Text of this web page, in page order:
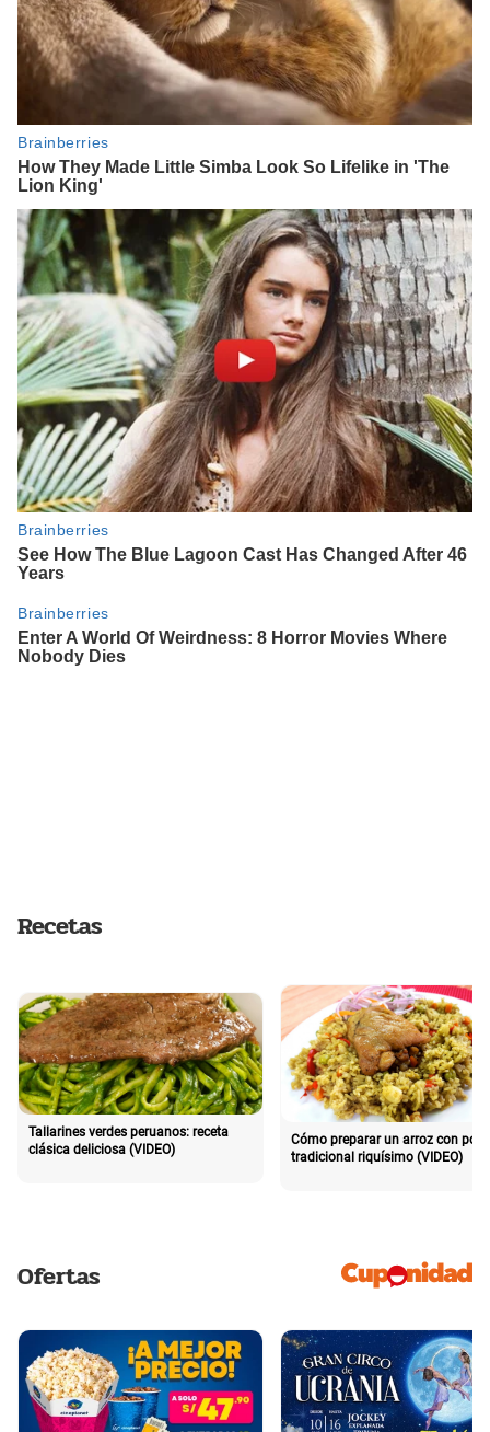
Recetas
Tallarines verdes peruanos: receta
clásica deliciosa (VIDEO)
Cómo preparar un arroz con pollo
tradicional riquísimo (VIDEO)
Ofertas